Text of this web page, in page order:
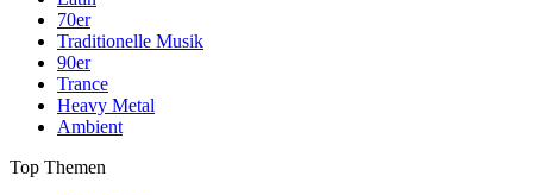
70er
Traditionelle Musik
90er
Trance
Heavy Metal
Ambient
Top Themen